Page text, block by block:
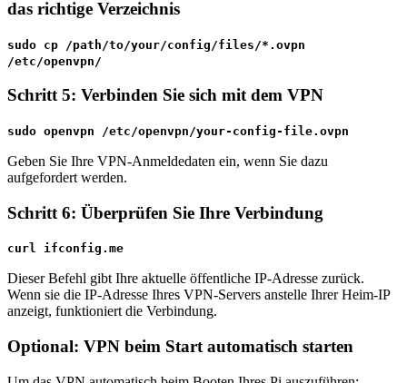
das richtige Verzeichnis
sudo cp /path/to/your/config/files/*.ovpn
/etc/openvpn/
Schritt 5: Verbinden Sie sich mit dem VPN
sudo openvpn /etc/openvpn/your-config-file.ovpn
Geben Sie Ihre VPN-Anmeldedaten ein, wenn Sie dazu
aufgefordert werden.
Schritt 6: Überprüfen Sie Ihre Verbindung
curl ifconfig.me
Dieser Befehl gibt Ihre aktuelle öffentliche IP-Adresse zurück.
Wenn sie die IP-Adresse Ihres VPN-Servers anstelle Ihrer Heim-IP
anzeigt, funktioniert die Verbindung.
Optional: VPN beim Start automatisch starten